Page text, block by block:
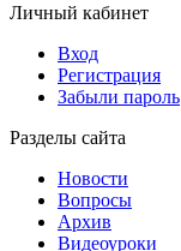
Личный кабинет
Вход
Регистрация
Забыли пароль
Разделы сайта
Новости
Вопросы
Архив
Видеоуроки